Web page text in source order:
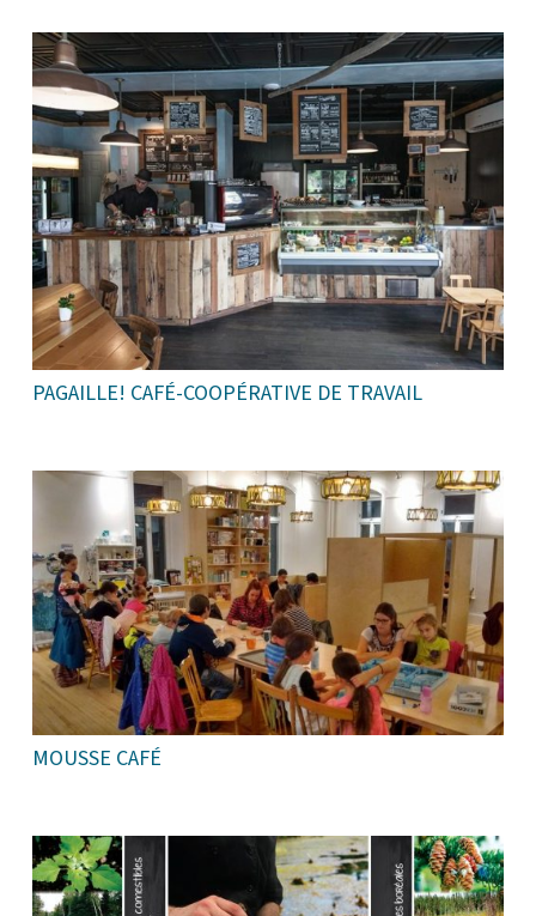
PAGAILLE! CAFÉ-COOPÉRATIVE DE TRAVAIL
MOUSSE CAFÉ